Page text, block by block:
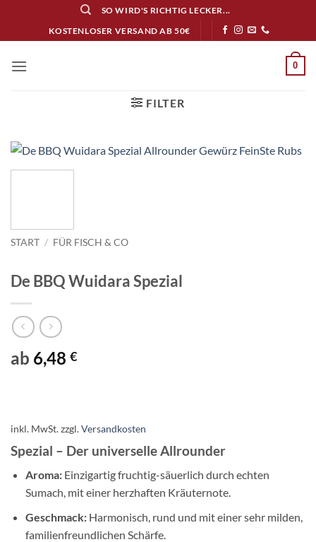
springen
SO WIRD'S RICHTIG LECKER...
KOSTENLOSER VERSAND AB 50€
0
FILTER
START / FÜR FISCH & CO
De BBQ Wuidara Spezial
ab 6,48 €
inkl. MwSt.zzgl.Versandkosten
Spezial – Der universelle Allrounder
Aroma:Einzigartig fruchtig-säuerlich durch echten
Sumach, mit einer herzhaften Kräuternote.
Geschmack:Harmonisch, rund und mit einer sehr milden,
familienfreundlichen Schärfe.